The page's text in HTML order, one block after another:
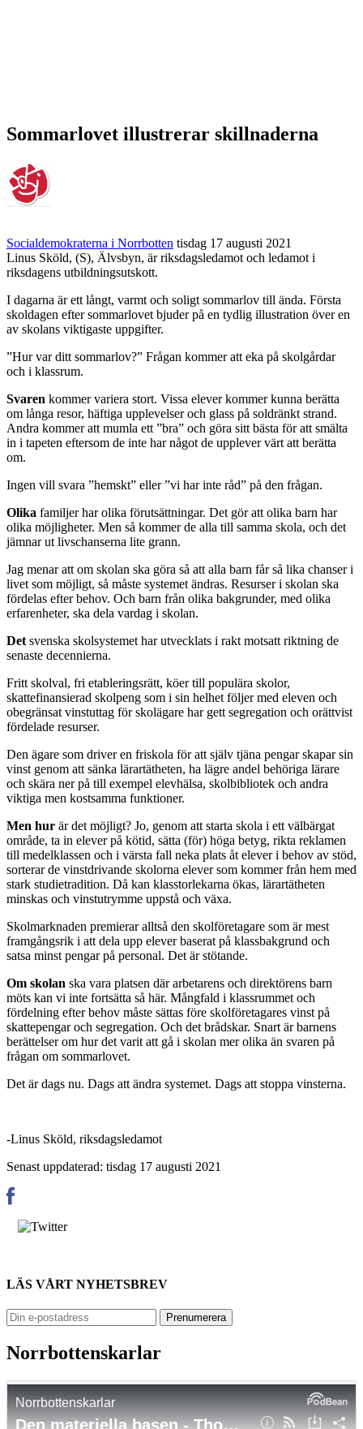
Sommarlovet illustrerar skillnaderna
Socialdemokraterna i Norrbotten tisdag 17 augusti 2021
Linus Sköld, (S), Älvsbyn, är riksdagsledamot och ledamot i
riksdagens utbildningsutskott.
I dagarna är ett långt, varmt och soligt sommarlov till ända. Första
skoldagen efter sommarlovet bjuder på en tydlig illustration över en
av skolans viktigaste uppgifter.
”Hur var ditt sommarlov?” Frågan kommer att eka på skolgårdar
och i klassrum.
Svaren kommer variera stort. Vissa elever kommer kunna berätta
om långa resor, häftiga upplevelser och glass på soldränkt strand.
Andra kommer att mumla ett ”bra” och göra sitt bästa för att smälta
in i tapeten eftersom de inte har något de upplever värt att berätta
om.
Ingen vill svara ”hemskt” eller ”vi har inte råd” på den frågan.
Olika familjer har olika förutsättningar. Det gör att olika barn har
olika möjligheter. Men så kommer de alla till samma skola, och det
jämnar ut livschanserna lite grann.
Jag menar att om skolan ska göra så att alla barn får så lika chanser i
livet som möjligt, så måste systemet ändras. Resurser i skolan ska
fördelas efter behov. Och barn från olika bakgrunder, med olika
erfarenheter, ska dela vardag i skolan.
Det svenska skolsystemet har utvecklats i rakt motsatt riktning de
senaste decennierna.
Fritt skolval, fri etableringsrätt, köer till populära skolor,
skattefinansierad skolpeng som i sin helhet följer med eleven och
obegränsat vinstuttag för skolägare har gett segregation och orättvist
fördelade resurser.
Den ägare som driver en friskola för att själv tjäna pengar skapar sin
vinst genom att sänka lärartätheten, ha lägre andel behöriga lärare
och skära ner på till exempel elevhälsa, skolbibliotek och andra
viktiga men kostsamma funktioner.
Men hur är det möjligt? Jo, genom att starta skola i ett välbärgat
område, ta in elever på kötid, sätta (för) höga betyg, rikta reklamen
till medelklassen och i värsta fall neka plats åt elever i behov av stöd,
sorterar de vinstdrivande skolorna elever som kommer från hem med
stark studietradition. Då kan klasstorlekarna ökas, lärartätheten
minskas och vinstutrymme uppstå och växa.
Skolmarknaden premierar alltså den skolföretagare som är mest
framgångsrik i att dela upp elever baserat på klassbakgrund och
satsa minst pengar på personal. Det är stötande.
Om skolan ska vara platsen där arbetarens och direktörens barn
möts kan vi inte fortsätta så här. Mångfald i klassrummet och
fördelning efter behov måste sättas före skolföretagares vinst på
skattepengar och segregation. Och det brådskar. Snart är barnens
berättelser om hur det varit att gå i skolan mer olika än svaren på
frågan om sommarlovet.
Det är dags nu. Dags att ändra systemet. Dags att stoppa vinsterna.
-Linus Sköld, riksdagsledamot
Senast uppdaterad: tisdag 17 augusti 2021
LÄS VÅRT NYHETSBREV
Norrbottenskarlar